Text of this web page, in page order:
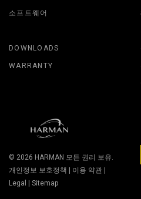
소프트웨어
DOWNLOADS
WARRANTY
© 2026 HARMAN 모든 권리 보유.
개인정보 보호정책
이용 약관
Legal
Sitemap